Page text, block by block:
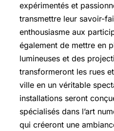
expérimentés et
transmettre leur savoir-
enthousiasme aux
également de mettre en
lumineuses et des
transformeront les rues
ville en un véritable
installations seront
spécialisés dans l’art
qui créeront une